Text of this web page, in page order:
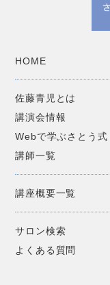
HOME
佐藤青児とは
講演会情報
Webで学ぶさとう式
講師一覧
講座概要一覧
サロン検索
よくある質問